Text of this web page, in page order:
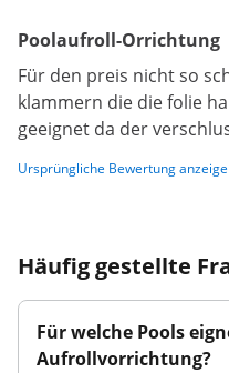
Poolaufroll-Orrichtung
Für den preis nicht so
klammern die die folie
geeignet da der
Ursprüngliche Bewertung
Häufig gestellte
Für welche Pools
Aufrollvorrichtung?